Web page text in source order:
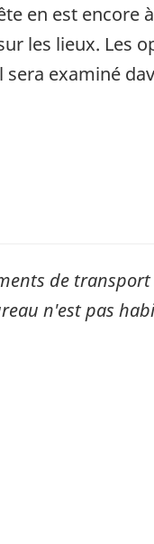
en est encore
les lieux. Les
examiné
de
n'est pas